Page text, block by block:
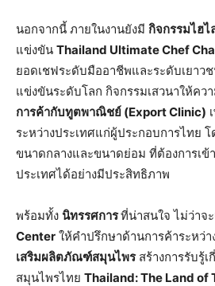
นอกจากนี้ ภายในงานยังมี กิจกรรมไฮไ
แข่งขัน Thailand Ultimate Chef
ยอดเชฟระดับมืออาชีพและระดับเยาว
แข่งขันระดับโลก กิจกรรมเสวนาให้คว
การค้ากับทูตพาณิชย์ (Export Clinic)
ระหว่างประเทศแก่ผู้ประกอบการไทย
ขนาดกลางและขนาดย่อม ที่ต้องการเข้
ประเทศได้อย่างมีประสิทธิภาพ
พร้อมทั้ง นิทรรศการที่น่าสนใจ ไม่ว่าจ
Center ให้คำปรึกษาด้านการค้าระหว่า
เสริมผลิตภัณฑ์สมุนไพรสร้างการรับรู้
สมุนไพรไทย Thailand: The Land of